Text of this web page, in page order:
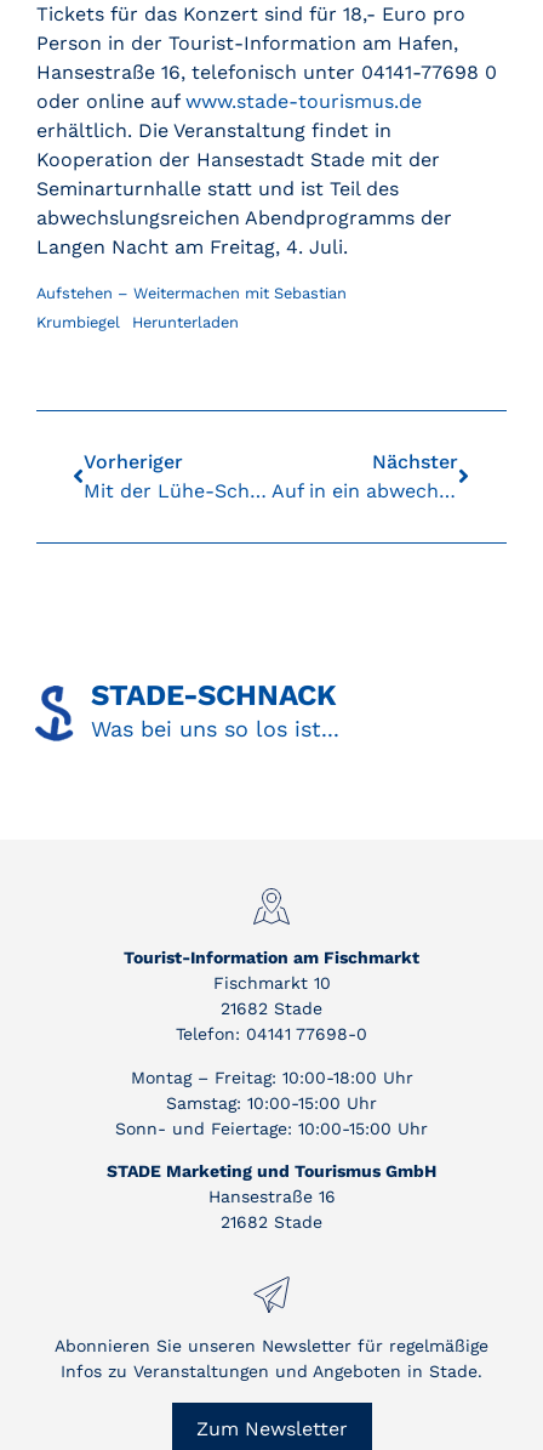
Tickets für das Konzert sind für 18,- Euro pro
Person in der Tourist-Information am Hafen,
Hansestraße 16, telefonisch unter 04141-77698 0
oder online auf www.stade-tourismus.de
erhältlich. Die Veranstaltung findet in
Kooperation der Hansestadt Stade mit der
Seminarturnhalle statt und ist Teil des
abwechslungsreichen Abendprogramms der
Langen Nacht am Freitag, 4. Juli.
Aufstehen – Weitermachen mit Sebastian
Krumbiegel
Herunterladen
Vorheriger
Mit der Lühe-Schulau-Fähre in den Feierabend
Nächster
Auf in ein abwechslungsreiches Pfingstwochenende
STADE-SCHNACK​
Was bei uns so los ist...
Tourist-Information am Fischmarkt
Fischmarkt 10
21682 Stade
Telefon: 04141 77698-0
Montag – Freitag: 10:00-18:00 Uhr
Samstag: 10:00-15:00 Uhr
Sonn- und Feiertage: 10:00-15:00 Uhr
STADE Marketing und Tourismus GmbH
Hansestraße 16
21682 Stade
Abonnieren Sie unseren Newsletter für regelmäßige
Infos zu Veranstaltungen und Angeboten in Stade.
Zum Newsletter